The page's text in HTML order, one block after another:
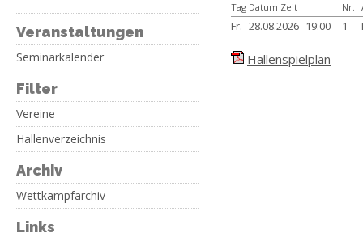
Veranstaltungen
Seminarkalender
Filter
Vereine
Hallenverzeichnis
Archiv
Wettkampfarchiv
Links
Tag Datum Zeit Nr.
Fr. 28.08.2026 19:00 1
Hallenspielplan